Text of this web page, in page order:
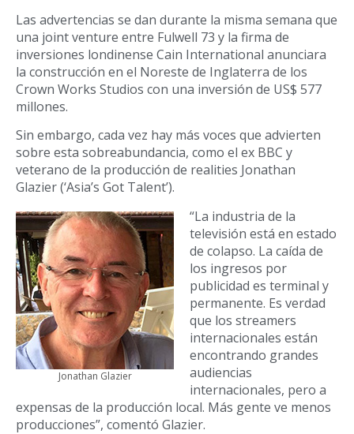
Las advertencias se dan durante la misma semana que
una joint venture entre Fulwell 73 y la firma de
inversiones londinense Cain International anunciara
la construcción en el Noreste de Inglaterra de los
Crown Works Studios con una inversión de US$ 577
millones.
Sin embargo, cada vez hay más voces que advierten
sobre esta sobreabundancia, como el ex BBC y
veterano de la producción de realities Jonathan
Glazier (‘Asia’s Got Talent’).
Jonathan Glazier
“La industria de la
televisión está en estado
de colapso. La caída de
los ingresos por
publicidad es terminal y
permanente. Es verdad
que los streamers
internacionales están
encontrando grandes
audiencias
internacionales, pero a
expensas de la producción local. Más gente ve menos
producciones”, comentó Glazier.